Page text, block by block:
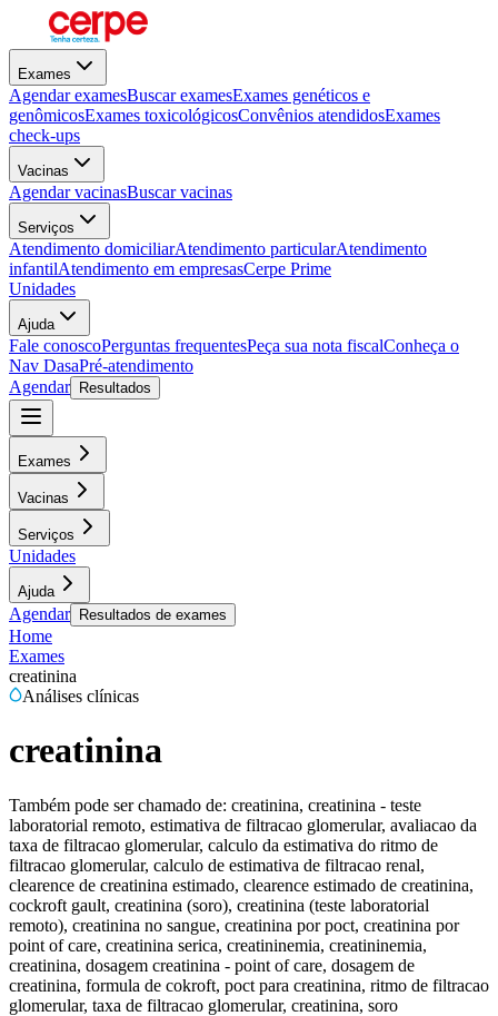
Exames
Agendar examesBuscar examesExames genéticos e
genômicosExames toxicológicosConvênios atendidosExames
check-ups
Vacinas
Agendar vacinasBuscar vacinas
Serviços
Atendimento domiciliarAtendimento particularAtendimento
infantilAtendimento em empresasCerpe Prime
Unidades
Ajuda
Fale conoscoPerguntas frequentesPeça sua nota fiscalConheça o
Nav DasaPré-atendimento
Agendar
Resultados
Exames
Vacinas
Serviços
Unidades
Ajuda
Agendar Resultados de exames
Home
Exames
creatinina
Análises clínicas
creatinina
Também pode ser chamado de: creatinina, creatinina - teste
laboratorial remoto, estimativa de filtracao glomerular, avaliacao da
taxa de filtracao glomerular, calculo da estimativa do ritmo de
filtracao glomerular, calculo de estimativa de filtracao renal,
clearence de creatinina estimado, clearence estimado de creatinina,
cockroft gault, creatinina (soro), creatinina (teste laboratorial
remoto), creatinina no sangue, creatinina por poct, creatinina por
point of care, creatinina serica, creatininemia, creatininemia,
creatinina, dosagem creatinina - point of care, dosagem de
creatinina, formula de cokroft, poct para creatinina, ritmo de filtracao
glomerular, taxa de filtracao glomerular, creatinina, soro